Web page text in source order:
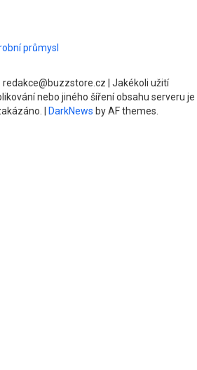
průmysl
| Jakékoli užití
nebo jiného šíření obsahu serveru je
DarkNews by AF themes.